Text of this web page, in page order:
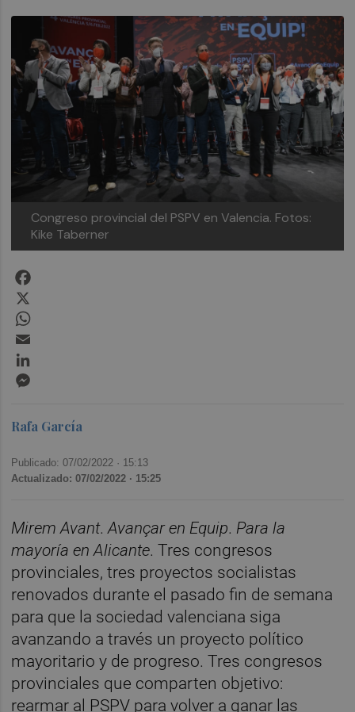
Congreso provincial del PSPV en Valencia. Fotos:
Kike Taberner
Rafa García
Publicado: 07/02/2022 · 15:13
Actualizado: 07/02/2022 · 15:25
Mirem Avant.Avançar en Equip. Para la
mayoría en Alicante. Tres congresos
provinciales, tres proyectos socialistas
renovados durante el pasado fin de semana
para que la sociedad valenciana siga
avanzando a través un proyecto político
mayoritario y de progreso. Tres congresos
provinciales que comparten objetivo:
rearmar al PSPV para volver a ganar las